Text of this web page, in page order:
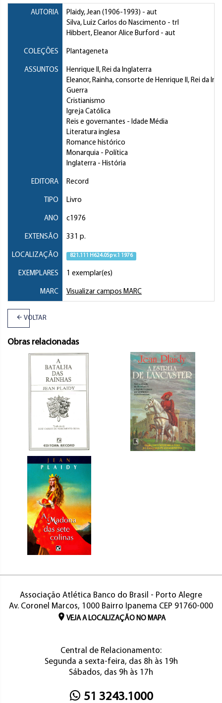
AUTORIA Plaidy, Jean (1906-1993) - aut
Silva, Luiz Carlos do Nascimento - trl
Hibbert, Eleanor Alice Burford - aut
COLEÇÕES Plantageneta
ASSUNTOS
Henrique II, Rei da Inglaterra
Eleanor, Rainha, consorte de Henrique II, Rei da
Guerra
Cristianismo
Igreja Católica
Reis e governantes - Idade Média
Literatura inglesa
Romance histórico
Monarquia - Política
Inglaterra - História
EDITORA Record
TIPO Livro
ANO c1976
EXTENSÃO 331 p.
LOCALIZAÇÃO 821.111 H624.05p v.1 1976
EXEMPLARES 1 exemplar(es)
MARC Visualizar campos MARC
VOLTAR
Obras relacionadas
Associação Atlética Banco do Brasil - Porto Alegre
Av. Coronel Marcos, 1000 Bairro Ipanema CEP 91760-000
VEJA A LOCALIZAÇÃO NO MAPA
Central de Relacionamento:
Segunda a sexta-feira, das 8h às 19h
Sábados, das 9h às 17h
51 3243.1000